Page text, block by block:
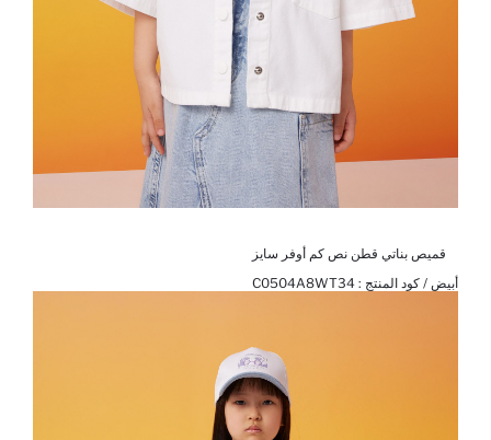
قميص بناتي قطن نص كم أوفر سايز
أبيض / كود المنتج : C0504A8WT34